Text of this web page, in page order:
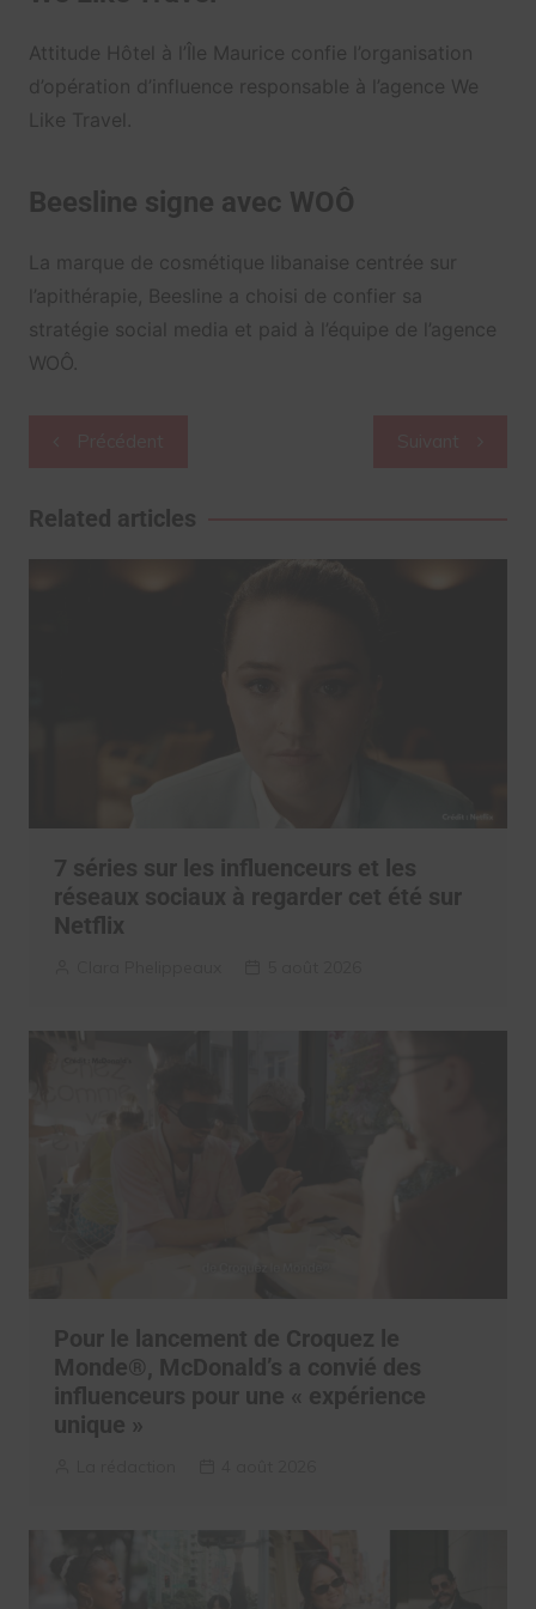
Attitude Hôtel à l’Île Maurice confie l’organisation
d’opération d’influence responsable à l’agence We
Like Travel.
Beesline signe avec WOÔ
La marque de cosmétique libanaise centrée sur
l’apithérapie, Beesline a choisi de confier sa
stratégie social media et paid à l’équipe de l’agence
WOÔ.
l’article
Related articles
7 séries sur les influenceurs et les
réseaux sociaux à regarder cet été sur
Netflix
Pour le lancement de Croquez le
Monde®, McDonald’s a convié des
influenceurs pour une « expérience
unique »